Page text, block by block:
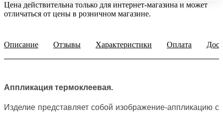
Цена действительна только для интернет-магазина и может
отличаться от цены в розничном магазине.
Описание Отзывы Характеристики Оплата
Аппликация термоклеевая.
Изделие представляет собой изображение-аппликацию с